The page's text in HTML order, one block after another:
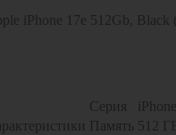
iPhone 17e 512Gb, Black
Серия
Память
512